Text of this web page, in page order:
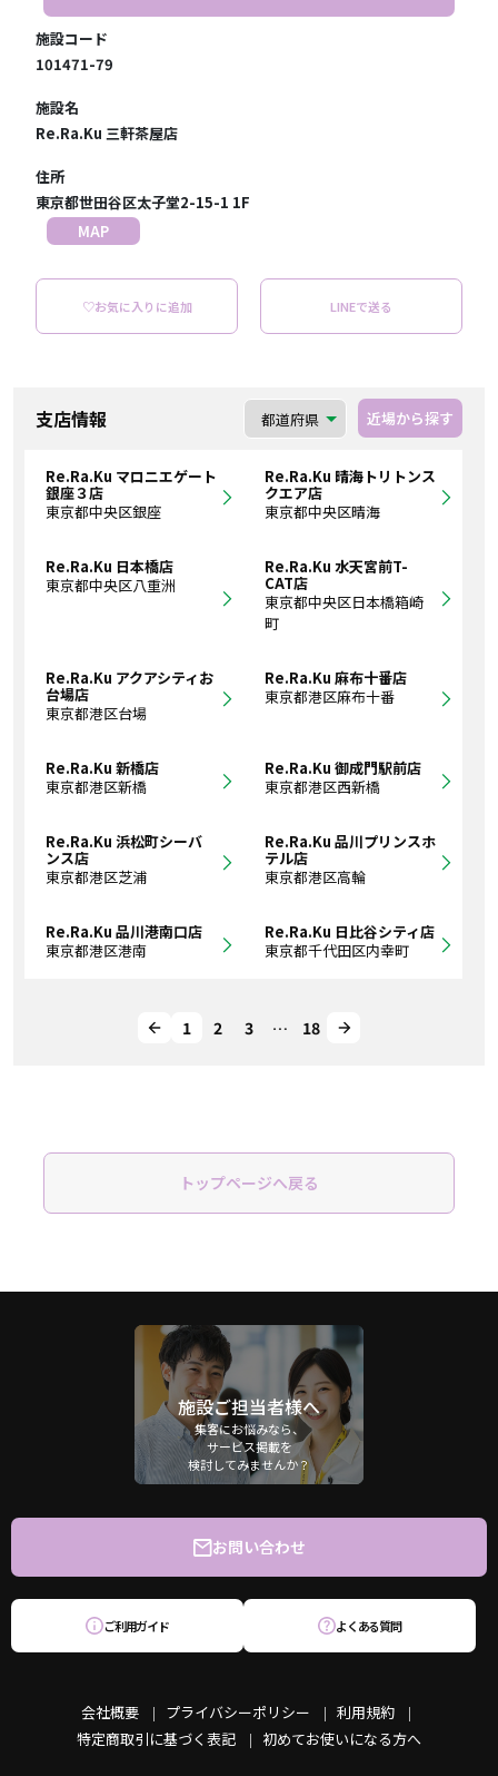
施設コード
101471-79
施設名
Re.Ra.Ku 三軒茶屋店
住所
東京都世田谷区太子堂2-15-1 1F
MAP
♡お気に入りに追加 LINEで送る
支店情報 近場から探す
Re.Ra.Ku マロニエゲート
銀座３店
東京都中央区銀座
Re.Ra.Ku 晴海トリトンス
クエア店
東京都中央区晴海
Re.Ra.Ku 日本橋店
東京都中央区八重洲
Re.Ra.Ku 水天宮前T-
CAT店
東京都中央区日本橋箱崎
町
Re.Ra.Ku アクアシティお
台場店
東京都港区台場
Re.Ra.Ku 麻布十番店
東京都港区麻布十番
Re.Ra.Ku 新橋店
東京都港区新橋
Re.Ra.Ku 御成門駅前店
東京都港区西新橋
Re.Ra.Ku 浜松町シーバ
ンス店
東京都港区芝浦
Re.Ra.Ku 品川プリンスホ
テル店
東京都港区高輪
Re.Ra.Ku 品川港南口店
東京都港区港南
Re.Ra.Ku 日比谷シティ店
東京都千代田区内幸町
1 2 3 … 18
トップページへ戻る
施設ご担当者様へ
集客にお悩みなら、
サービス掲載を
検討してみませんか？
会社概要 プライバシーポリシー
利用規約
特定商取引に基づく表記
初めてお使いになる方へ
お問い合わせ
ご利用ガイド よくある質問